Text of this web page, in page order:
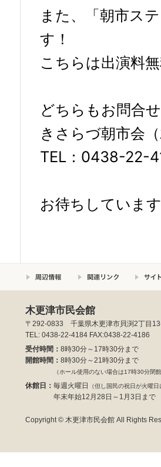
また、「朝市ス
す！
こちらは出演料
どちらもお問合
きさらづ朝市会
TEL：0438-22-
お待ちしています
木更津市民会館
〒292-0833 千葉県木更津市貝渕2丁目
TEL: 0438-22-4184 FAX:0438-22-4186
受付時間： 8時30分～17時30分まで
開館時間： 8時30分～21時30分まで
（ホール使用のない場合は17時30分閉館
休館日： 毎週火曜日 （但し国民の祝日が火曜
年末年始12月28日～1月3日まで
Copyright © 木更津市民会館 All Rights